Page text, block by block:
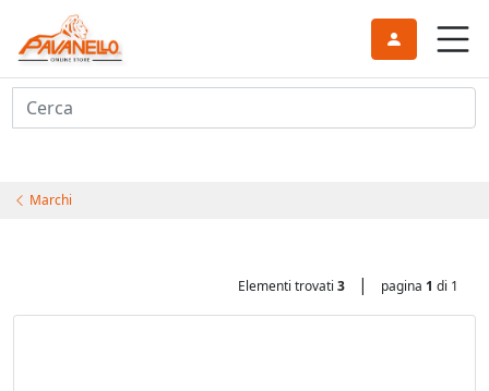
Cerca
Marchi
Elementi trovati 3 | pagina 1 di 1